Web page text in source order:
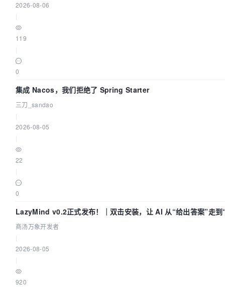
2026-08-06
119
0
集成 Nacos，我们拒绝了 Spring Starter
三刀_sandao
2026-08-05
22
0
LazyMind v0.2正式发布！｜双击安装，让 AI 从“给出答案”走到
商汤万象开发者
2026-08-05
920